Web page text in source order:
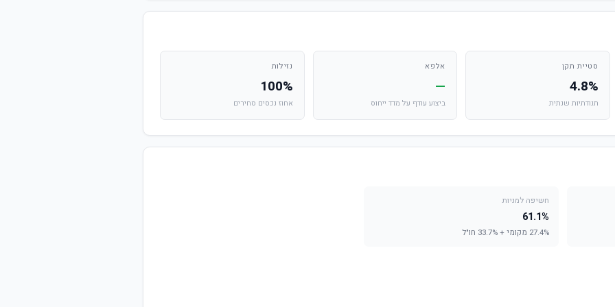
סטיית תקן
4.8%
תנודתיות שנתית
אלפא
—
ביצוע עודף על מדד ייחוס
נזילות
100%
אחוז נכסים סחירים
חשיפה למניות
61.1%
27.4% מקומי + 33.7% חו"ל